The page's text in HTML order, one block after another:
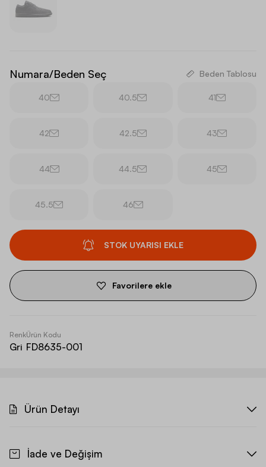
Numara/Beden Seç Beden Tablosu
40 40.5 41
42 42.5 43
44 44.5 45
45.5 46
STOK UYARISI EKLE
Favorilere ekle
Renk
Gri
Ürün Kodu
FD8635-001
Ürün Detayı
İade ve Değişim